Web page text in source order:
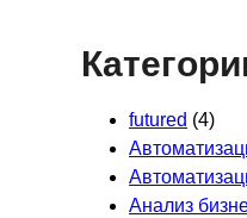
futured (4)
Анализ